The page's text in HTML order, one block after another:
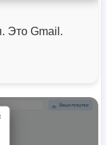
Это Gmail.